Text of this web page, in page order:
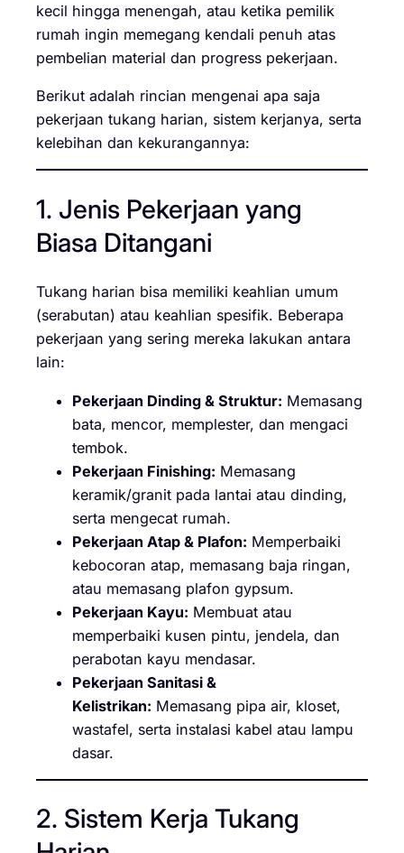
kecil hingga menengah, atau ketika pemilik
rumah ingin memegang kendali penuh atas
pembelian material dan progress pekerjaan.
Berikut adalah rincian mengenai apa saja
pekerjaan tukang harian, sistem kerjanya, serta
kelebihan dan kekurangannya:
1. Jenis Pekerjaan yang
Biasa Ditangani
Tukang harian bisa memiliki keahlian umum
(serabutan) atau keahlian spesifik. Beberapa
pekerjaan yang sering mereka lakukan antara
lain:
Pekerjaan Dinding & Struktur: Memasang
bata, mencor, memplester, dan mengaci
tembok.
Pekerjaan Finishing: Memasang
keramik/granit pada lantai atau dinding,
serta mengecat rumah.
Pekerjaan Atap & Plafon: Memperbaiki
kebocoran atap, memasang baja ringan,
atau memasang plafon gypsum.
Pekerjaan Kayu: Membuat atau
memperbaiki kusen pintu, jendela, dan
perabotan kayu mendasar.
Pekerjaan Sanitasi &
Kelistrikan: Memasang pipa air, kloset,
wastafel, serta instalasi kabel atau lampu
dasar.
2. Sistem Kerja Tukang